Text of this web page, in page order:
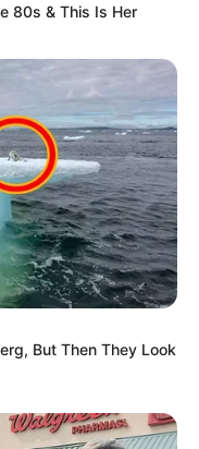
80s & This Is Her
But Then They Look